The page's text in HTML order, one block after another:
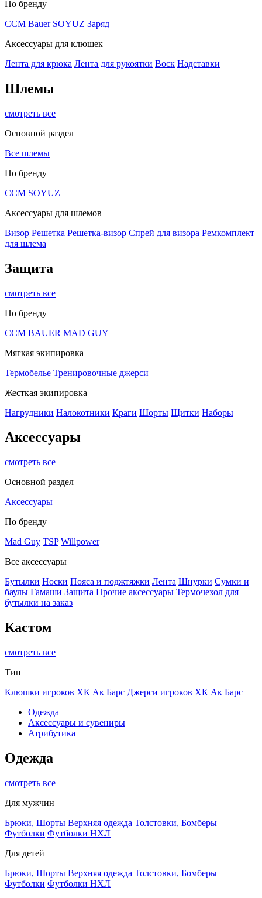
По бренду
CCM Bauer SOYUZ Заряд
Аксессуары для клюшек
Лента для крюка Лента для рукоятки Воск Надставки
Шлемы
смотреть все
Основной раздел
Все шлемы
По бренду
CCM SOYUZ
Аксессуары для шлемов
Визор Решетка Решетка-визор Спрей для визора Ремкомплект
для шлема
Защита
смотреть все
По бренду
CCM BAUER MAD GUY
Мягкая экипировка
Термобелье Тренировочные джерси
Жесткая экипировка
Нагрудники Налокотники Краги Шорты Щитки Наборы
Аксессуары
смотреть все
Основной раздел
Аксессуары
По бренду
Mad Guy TSP Willpower
Все аксессуары
Бутылки Носки Пояса и поджтяжки Лента Шнурки Сумки и
баулы Гамаши Защита Прочие аксессуары Термочехол для
бутылки на заказ
Кастом
смотреть все
Тип
Клюшки игроков ХК Ак Барс Джерси игроков ХК Ак Барс
Одежда
Аксессуары и сувениры
Атрибутика
Одежда
смотреть все
Для мужчин
Брюки, Шорты Верхняя одежда Толстовки, Бомберы
Футболки Футболки НХЛ
Для детей
Брюки, Шорты Верхняя одежда Толстовки, Бомберы
Футболки Футболки НХЛ